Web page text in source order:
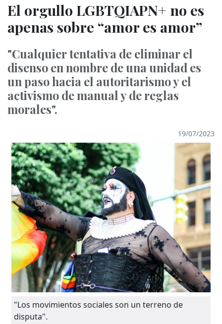
El orgullo LGBTQIAPN+ no es
apenas sobre “amor es amor”
"Cualquier tentativa de eliminar el
disenso en nombre de una unidad es
un paso hacia el autoritarismo y el
activismo de manual y de reglas
morales".
19/07/2023
"Los movimientos sociales son un terreno de
disputa".